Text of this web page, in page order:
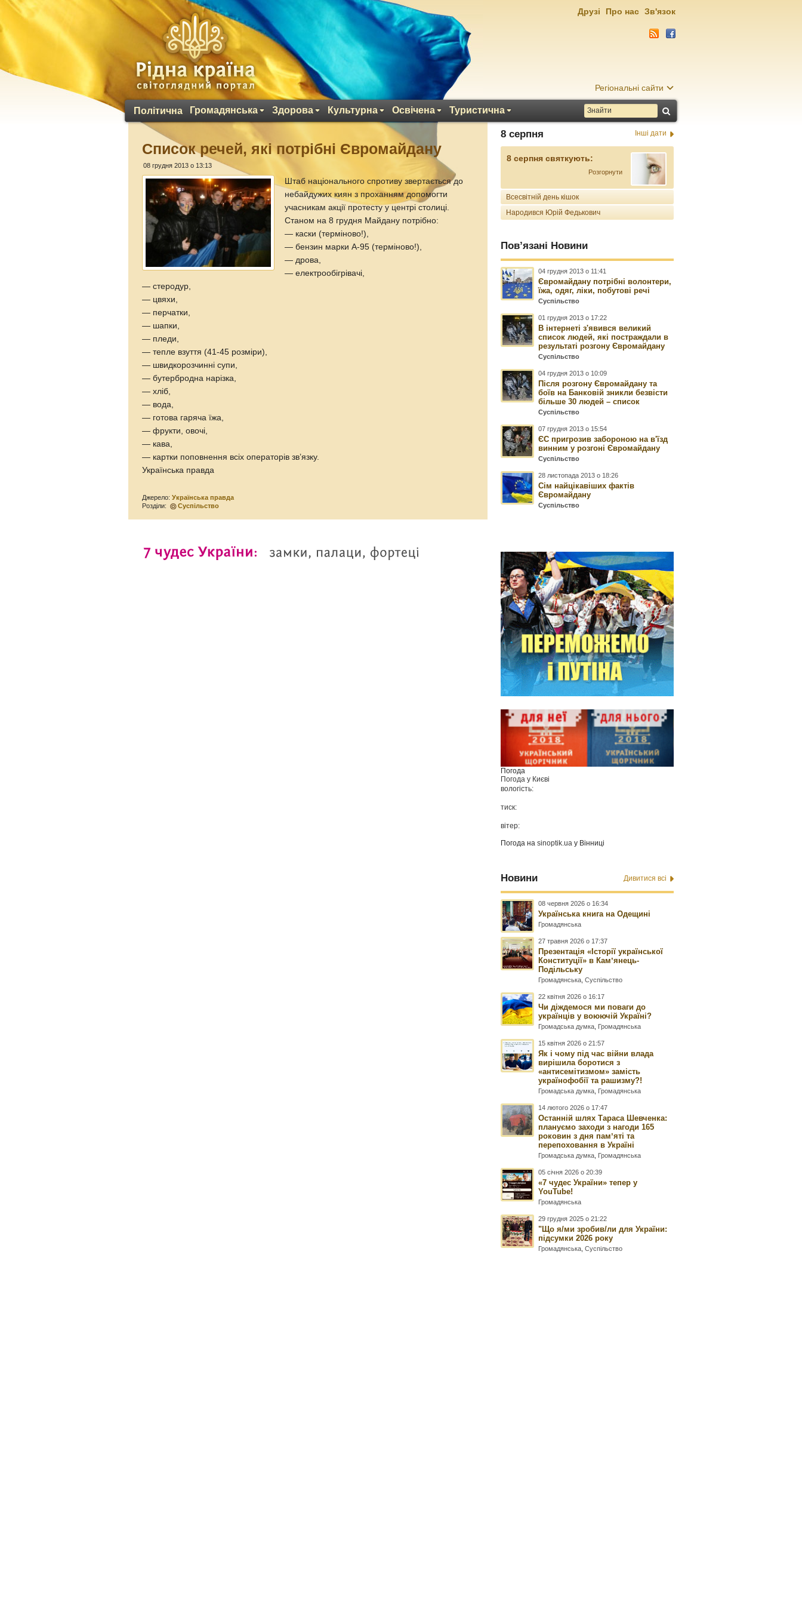
Регіональні сайти
Політична Громадянська Здорова Культурна Освічена Туристична
Друзі Про нас Зв'язок
Список речей, які потрібні Євромайдану
08 грудня 2013 о 13:13
Штаб національного спротиву звертається до
небайдужих киян з проханням допомогти
учасникам акції протесту у центрі столиці.
Станом на 8 грудня Майдану потрібно:
— каски (терміново!),
— бензин марки А-95 (терміново!),
— дрова,
— електрообігрівачі,
— стеродур,
— цвяхи,
— перчатки,
— шапки,
— пледи,
— тепле взуття (41-45 розміри),
— швидкорозчинні супи,
— бутербродна нарізка,
— хліб,
— вода,
— готова гаряча їжа,
— фрукти, овочі,
— кава,
— картки поповнення всіх операторів зв’язку.
Українська правда
Джерело:Українська правда
Розділи:
Суспільство
8 серпня Інші дати
8 серпня святкують:
Розгорнути
Всесвітній день кішок
Народився Юрій Федькович
Пов’язані Новини
04 грудня 2013 о 11:41
Євромайдану потрібні волонтери,
їжа, одяг, ліки, побутові речі
Суспільство
01 грудня 2013 о 17:22
В інтернеті з'явився великий
список людей, які постраждали в
результаті розгону Євромайдану
Суспільство
04 грудня 2013 о 10:09
Після розгону Євромайдану та
боїв на Банковій зникли безвісти
більше 30 людей – список
Суспільство
07 грудня 2013 о 15:54
ЄС пригрозив забороною на в'їзд
винним у розгоні Євромайдану
Суспільство
28 листопада 2013 о 18:26
Сім найцікавіших фактів
Євромайдану
Суспільство
Погода
Погода у Києві
вологість:
тиск:
вітер:
Погода наsinoptik.ua у Вінниці
Новини Дивитися всі
08 червня 2026 о 16:34
Українська книга на Одещині
Громадянська
27 травня 2026 о 17:37
Презентація «Історії української
Конституції» в Камʼянець-
Подільську
Громадянська ,Суспільство
22 квітня 2026 о 16:17
Чи діждемося ми поваги до
українців у воюючій Україні?
Громадська думка Громадянська
15 квітня 2026 о 21:57
Як і чому під час війни влада
вирішила боротися з
«антисемітизмом» замість
українофобії та рашизму?!
Громадська думка Громадянська
14 лютого 2026 о 17:47
Останній шлях Тараса Шевченка:
плануємо заходи з нагоди 165
роковин з дня памʼяті та
перепоховання в Україні
Громадська думка Громадянська
05 січня 2026 о 20:39
«7 чудес України» тепер у
YouTube!
Громадянська
29 грудня 2025 о 21:22
"Що я/ми зробив/ли для України:
підсумки 2026 року
Громадянська ,Суспільство